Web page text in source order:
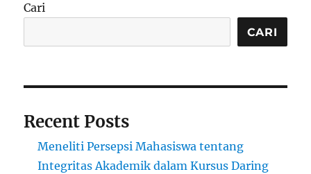
Cari
CARI
Recent Posts
Meneliti Persepsi Mahasiswa tentang
Integritas Akademik dalam Kursus Daring